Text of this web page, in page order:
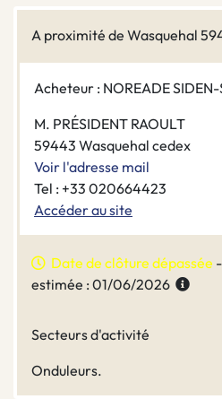
A proximité de Wasquehal
Acheteur : NOREADE SIDEN-
M. PRÉSIDENT RAOULT
59443 Wasquehal cedex
Voir l'adresse mail
Tel : +33 020664423
Accéder au site
Date de clôture dépassée
estimée : 01/06/2026
Secteurs d'activité
Onduleurs.